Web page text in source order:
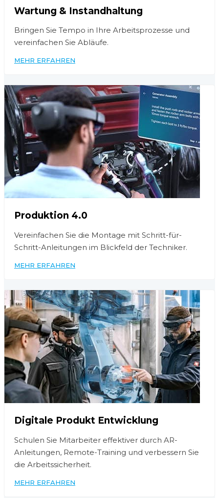
Wartung & Instandhaltung
Bringen Sie Tempo in Ihre Arbeitsprozesse und
vereinfachen Sie Abläufe.
MEHR ERFAHREN
Produktion 4.0
Vereinfachen Sie die Montage mit Schritt-für-
Schritt-Anleitungen im Blickfeld der Techniker.
MEHR ERFAHREN
Digitale Produkt Entwicklung
Schulen Sie Mitarbeiter effektiver durch AR-
Anleitungen, Remote-Training und verbessern Sie
die Arbeitssicherheit.
MEHR ERFAHREN